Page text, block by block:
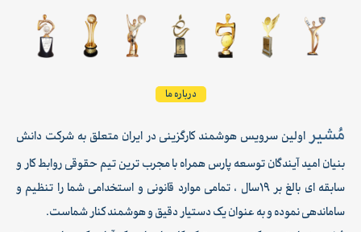
درباره ما
مُشیراولین سرویس هوشمند کارگزینی در ایران متعلق به شرکت دانش
بنیان امید آیندگان توسعه پارس همراه با مجرب ترین تیم حقوقی روابط کار و
سابقه ای بالغ بر 19سال ، تمامی موارد قانونی و استخدامی شما را تنظیم و
ساماندهی نموده و به عنوان یک دستیار دقیق و هوشمند کنار شماست.